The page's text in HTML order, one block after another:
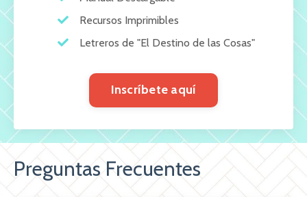
Recursos Imprimibles
Letreros de "El Destino de las Cosas"
Inscríbete aquí
Preguntas Frecuentes